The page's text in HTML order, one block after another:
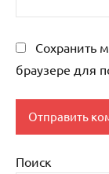
Сохранить
браузере для
Поиск